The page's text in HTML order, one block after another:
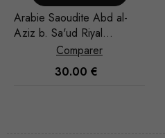
Arabie Saoudite Abd al-
Aziz b. Sa'ud Riyal
1951/AH 1370
Comparer
30.00 €